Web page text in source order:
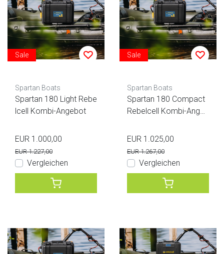
Sale
Spartan Boats
Spartan 180 Light Rebe
lcell Kombi-Angebot
EUR 1.000,00
EUR 1.227,00
Vergleichen
Sale
Spartan Boats
Spartan 180 Compact
Rebelcell Kombi-Angeb
EUR 1.025,00
EUR 1.267,00
Vergleichen